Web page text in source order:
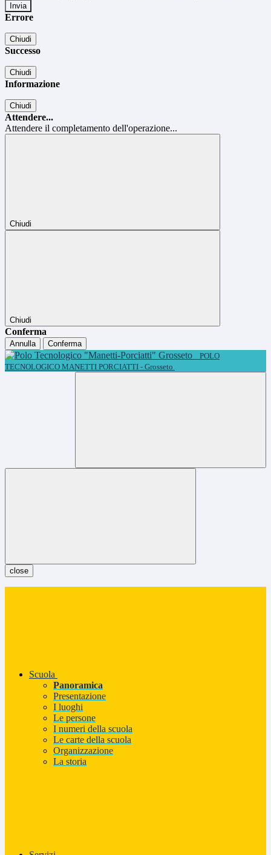
Errore
Chiudi
Successo
Chiudi
Informazione
Chiudi
Attendere...
Attendere il completamento dell'operazione...
Chiudi
Chiudi
Conferma
Annulla
Conferma
POLO
TECNOLOGICO MANETTI PORCIATTI - Grosseto
close
Scuola
Panoramica
Presentazione
I luoghi
Le persone
I numeri della scuola
Le carte della scuola
Organizzazione
La storia